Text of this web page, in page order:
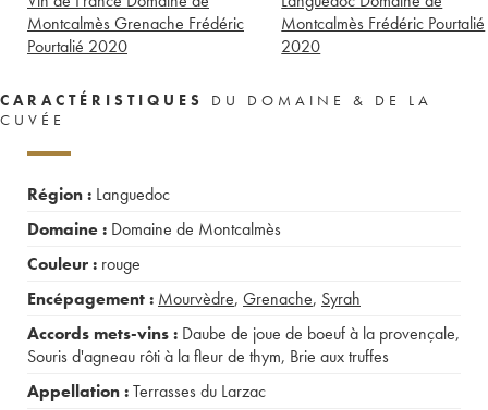
Montcalmès Grenache Frédéric
Pourtalié 2020
Montcalmès Frédéric Pourtalié
2020
CARACTÉRISTIQUES
DU DOMAINE & DE LA
CUVÉE
Région : Languedoc
Domaine : Domaine de Montcalmès
Couleur : rouge
Encépagement : Mourvèdre, Grenache, Syrah
Accords mets-vins : Daube de joue de boeuf à la provençale,
Souris d'agneau rôti à la fleur de thym, Brie aux truffes
Appellation :Terrasses du Larzac